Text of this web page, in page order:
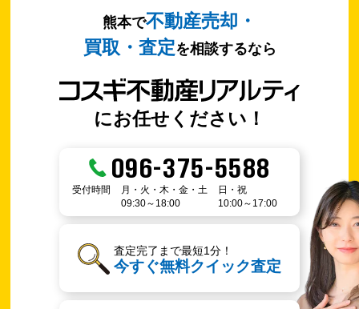
熊本で不動産売却・
買取・査定を相談するなら
にお任せください！
096-375-5588
受付時間
月・火・木・金・土
09:30～18:00
日・祝
10:00～17:00
査定完了まで最短1分！
今すぐ無料クイック査定